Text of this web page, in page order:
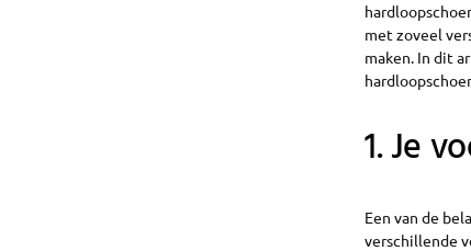
met zoveel
maken. In dit
1. Je
Een van de
verschillende